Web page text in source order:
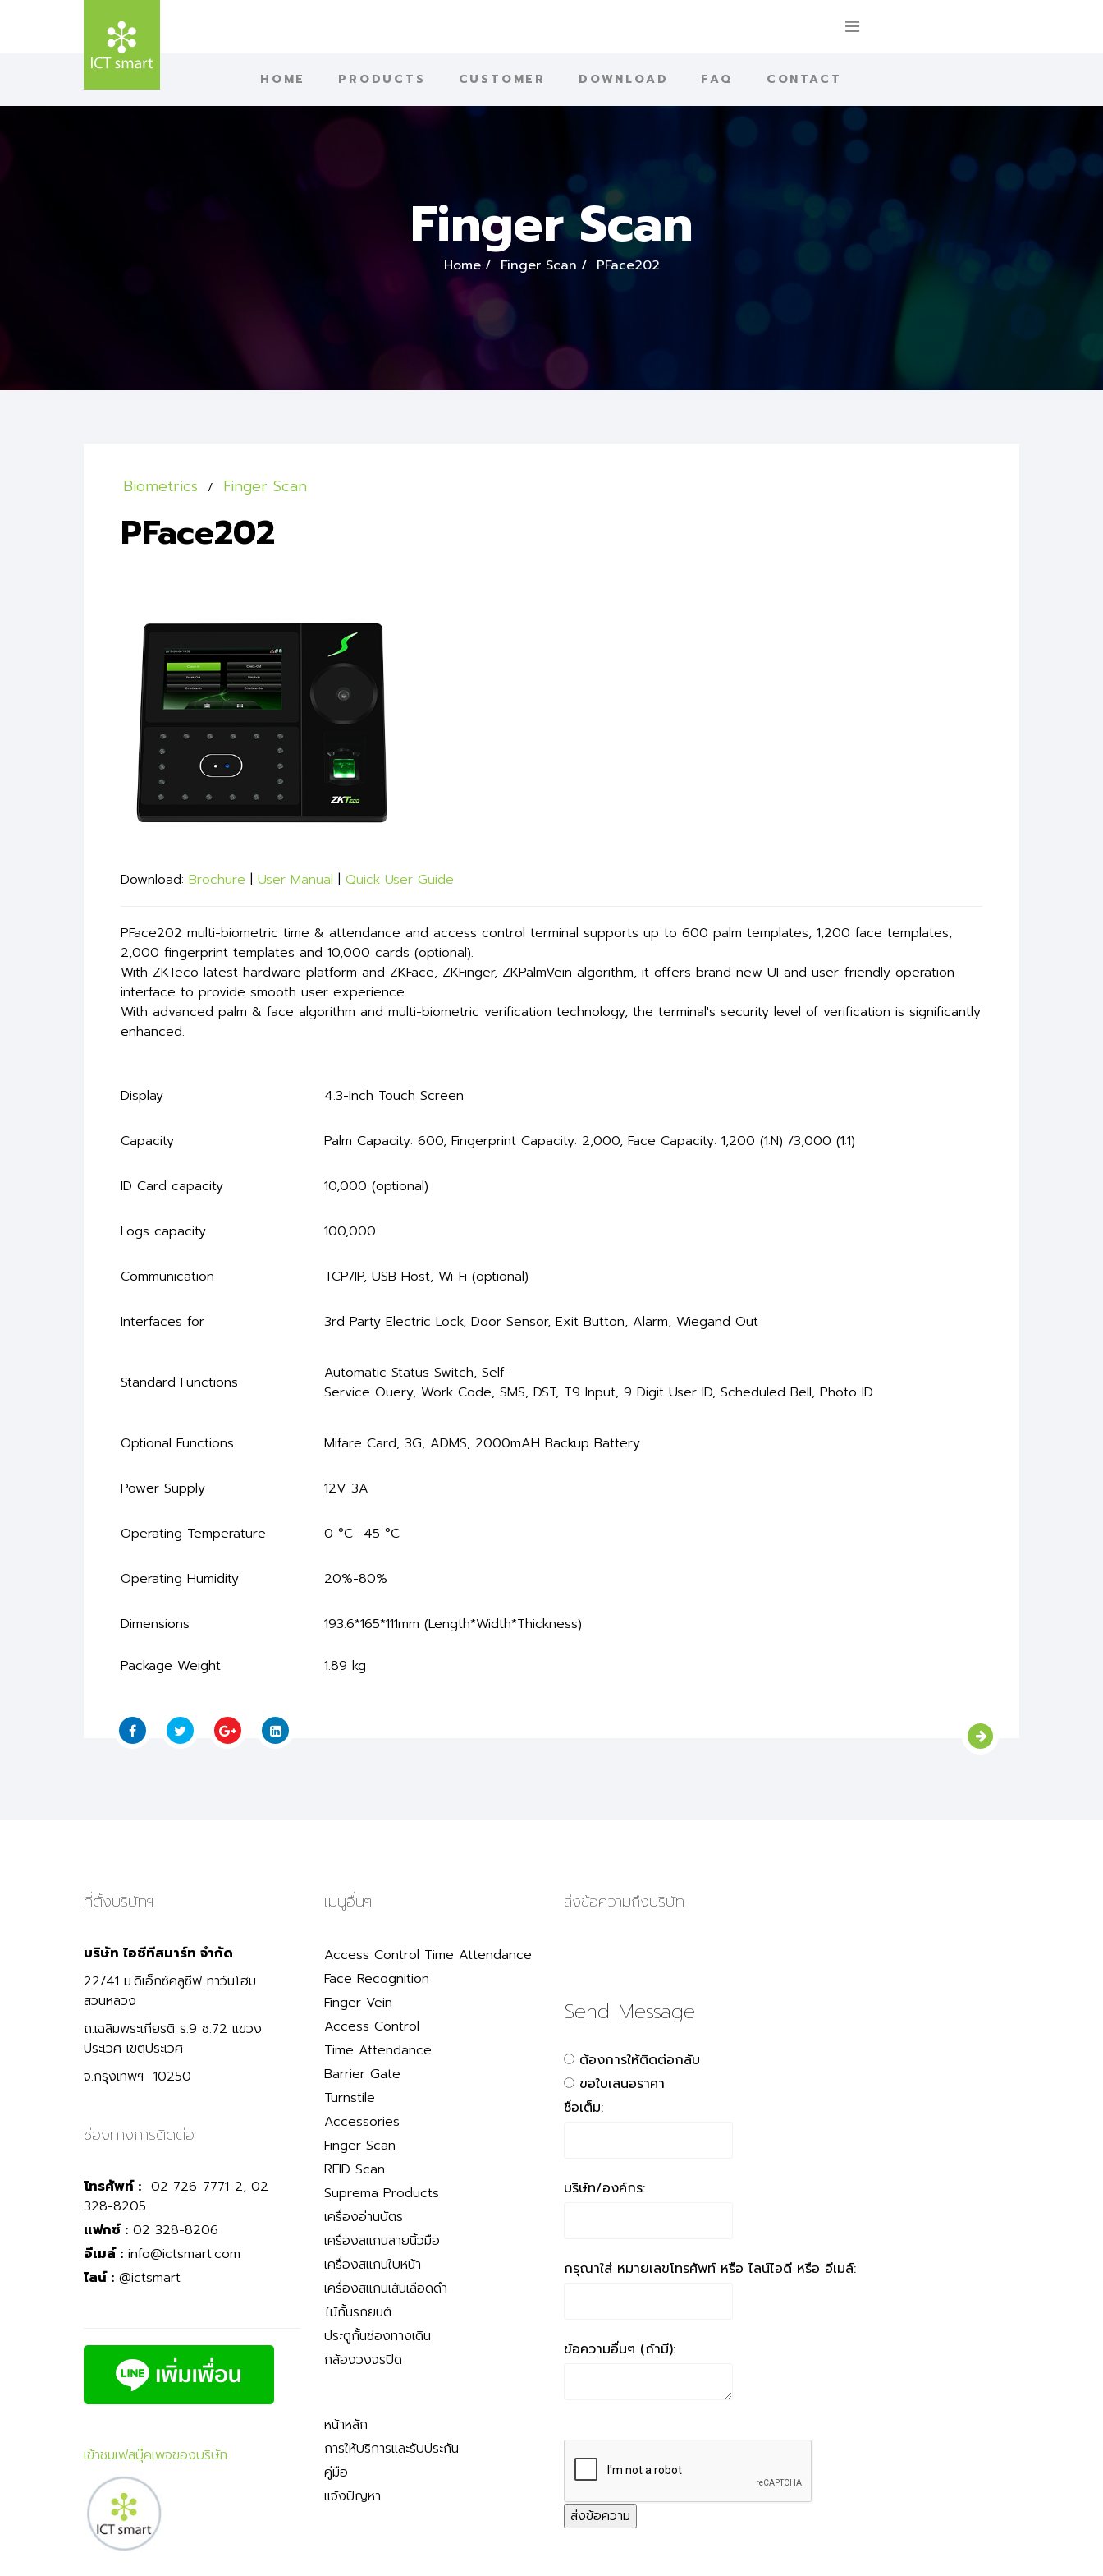
HOME PRODUCTS CUSTOMER DOWNLOAD FAQ CONTACT
Finger Scan
Home Finger Scan PFace202
Biometrics Finger Scan
PFace202
Download: Brochure | User Manual | Quick User Guide
PFace202 multi-biometric time & attendance and access control terminal supports up to 600 palm templates, 1,200 face templates,
2,000 fingerprint templates and 10,000 cards (optional).
With ZKTeco latest hardware platform and ZKFace, ZKFinger, ZKPalmVein algorithm, it offers brand new UI and user-friendly operation
interface to provide smooth user experience.
With advanced palm & face algorithm and multi-biometric verification technology, the terminal's security level of verification is significantly
enhanced.
Display 4.3-Inch Touch Screen
Capacity Palm Capacity: 600, Fingerprint Capacity: 2,000, Face Capacity: 1,200 (1:N) /3,000 (1:1)
ID Card capacity 10,000 (optional)
Logs capacity 100,000
Communication TCP/IP, USB Host, Wi-Fi (optional)
Interfaces for 3rd Party Electric Lock, Door Sensor, Exit Button, Alarm, Wiegand Out
Standard Functions
Automatic Status Switch, Self-
Service Query, Work Code, SMS, DST, T9 Input, 9 Digit User ID, Scheduled Bell, Photo ID
Optional Functions Mifare Card, 3G, ADMS, 2000mAH Backup Battery
Power Supply 12V 3A
Operating Temperature 0 °C- 45 °C
Operating Humidity 20%-80%
Dimensions 193.6*165*111mm (Length*Width*Thickness)
Package Weight 1.89 kg
ที่ตั้งบริษัทฯ
บริษัท ไอซีทีสมาร์ท จำกัด
22/41 ม.ดิเอ็กซ์คลูซีฟ ทาว์นโฮม
สวนหลวง
ถ.เฉลิมพระเกียรติ ร.9 ซ.72 แขวง
ประเวศ เขตประเวศ
จ.กรุงเทพฯ 10250
ช่องทางการติดต่อ
โทรศัพท์ : 02 726-7771-2, 02
328-8205
แฟกซ์ : 02 328-8206
อีเมล์ : info@ictsmart.com
ไลน์ : @ictsmart
เข้าชมเฟสบุ๊คเพจของบริษัท
เมนูอื่นๆ
Access Control Time Attendance
Face Recognition
Finger Vein
Access Control
Time Attendance
Barrier Gate
Turnstile
Accessories
Finger Scan
RFID Scan
Suprema Products
เครื่องอ่านบัตร
เครื่องสแกนลายนิ้วมือ
เครื่องสแกนใบหน้า
เครื่องสแกนเส้นเลือดดำ
ไม้กั้นรถยนต์
ประตูกั้นช่องทางเดิน
กล้องวงจรปิด
หน้าหลัก
การให้บริการและรับประกัน
คู่มือ
แจ้งปัญหา
ส่งข้อความถึงบริษัท
Send Message
ต้องการให้ติดต่อกลับ
ขอใบเสนอราคา
ชื่อเต็ม:
บริษัท/องค์กร:
กรุณาใส่ หมายเลขโทรศัพท์ หรือ ไลน์ไอดี หรือ อีเมล์:
ข้อความอื่นๆ (ถ้ามี):